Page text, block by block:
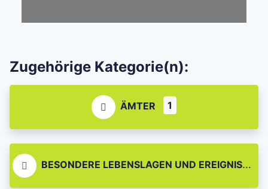
Zugehörige Kategorie(n):
ÄMTER 1
BESONDERE LEBENSLAGEN UND EREIGNISSE